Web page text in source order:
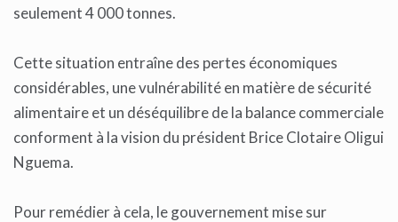
seulement 4 000 tonnes.
Cette situation entraîne des pertes économiques
considérables, une vulnérabilité en matière de sécurité
alimentaire et un déséquilibre de la balance commerciale
conforment à la vision du président Brice Clotaire Oligui
Nguema.
Pour remédier à cela, le gouvernement mise sur